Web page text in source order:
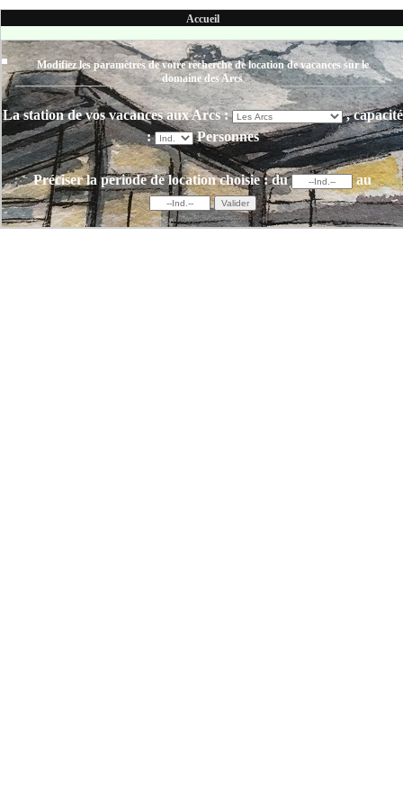
Accueil
Modifiez les paramètres de votre recherche de location de vacances sur le
domaine des Arcs
La station de vos vacances aux Arcs :
, capacité
:
Personnes
Préciser la periode de location choisie : du au